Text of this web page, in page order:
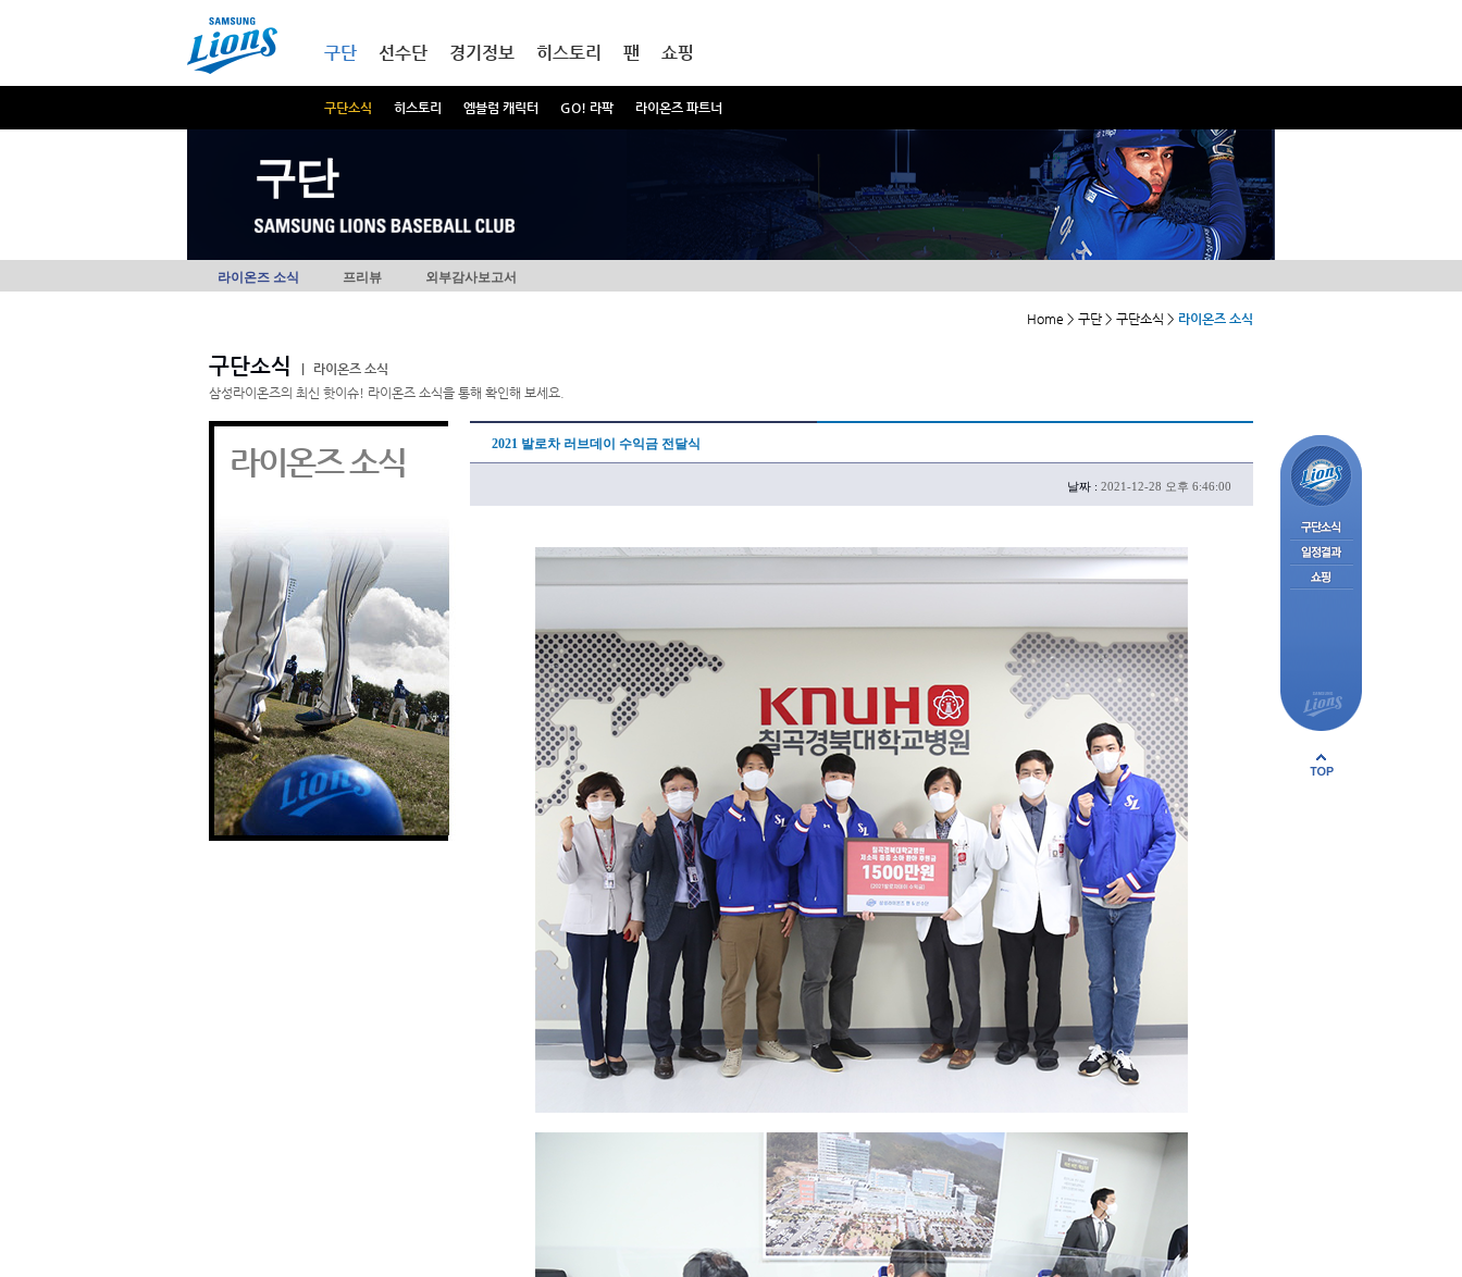
구단
구단소식 히스토리 엠블럼 캐릭터 GO! 라팍 라이온즈 파트너
선수단 경기정보 히스토리 팬 쇼핑
구단
라이온즈 소식 프리뷰 외부감사보고서
Home > 구단 > 구단소식 > 라이온즈 소식
구단소식
라이온즈 소식
삼성라이온즈의 최신 핫이슈! 라이온즈 소식을 통해 확인해 보세요.
라이온즈 소식 2021 발로차 러브데이 수익금 전달식
날짜 : 2021-12-28 오후 6:46:00